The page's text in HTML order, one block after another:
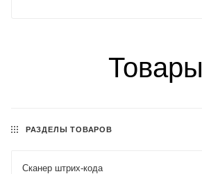
Товары
РАЗДЕЛЫ ТОВАРОВ
Сканер штрих-кода